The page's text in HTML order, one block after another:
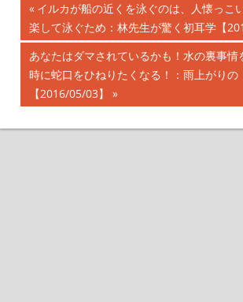
投
稿
ナ
前
の
記
事:
イルカが船の近くを泳ぐのは、人懐っこ
楽して泳ぐため：林先生が驚く初耳学【
次
の
記
あなたはダマされているかも！水の裏事情
時に蛇口をひねりたくなる！：雨上がりの
【2016/05/03】